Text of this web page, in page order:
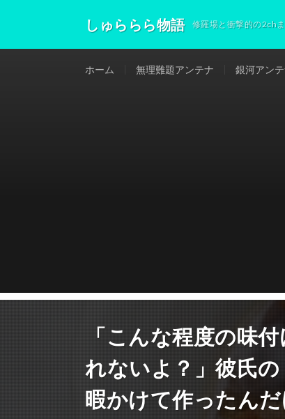
しゅららら物語 修羅場と衝撃的の2ch
ホーム 無理難題アンテナ 銀河アン
「こんな程度の味
れないよ？」彼氏
暇かけて作ったん